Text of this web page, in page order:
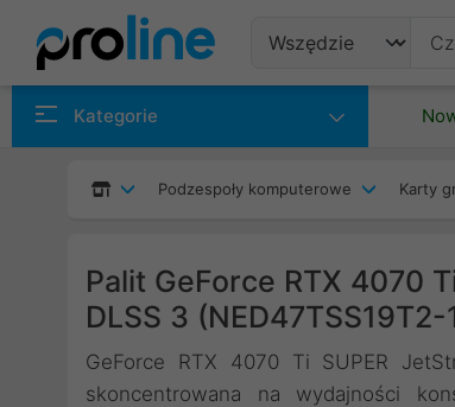
Kategorie
Podzespoły komputerowe Karty
Palit GeForce RTX 4070
DLSS 3
GeForce RTX 4070 Ti SUPER
skoncentrowana na wydajności